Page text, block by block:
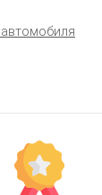
автомобиля